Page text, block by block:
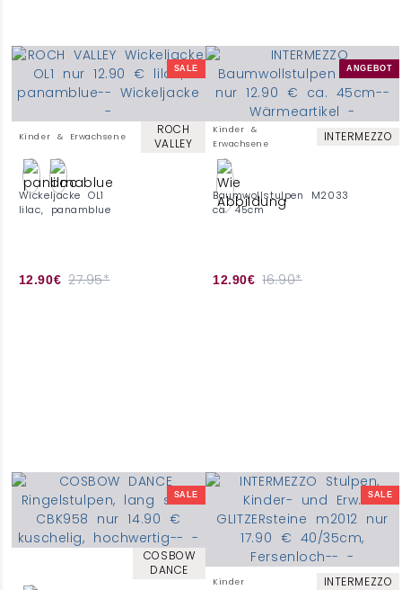
SALE
Kinder & Erwachsene
ROCH
VALLEY
Wickeljacke OL1
lilac, panamblue
12.90€ 27.95*
ANGEBOT
Kinder &
Erwachsene
INTERMEZZO
Baumwollstulpen M2033
ca. 45cm
12.90€ 16.90*
SALE
COSBOW
DANCE
SALE
Kinder INTERMEZZO